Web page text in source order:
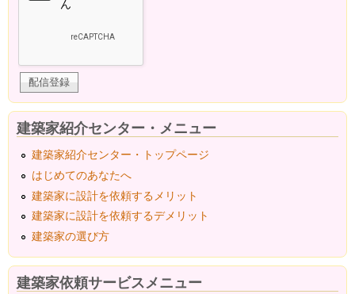
建築家紹介センター・メニュー
建築家紹介センター・トップページ
はじめてのあなたへ
建築家に設計を依頼するメリット
建築家に設計を依頼するデメリット
建築家の選び方
建築家依頼サービスメニュー